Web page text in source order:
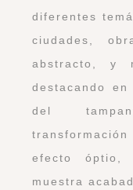
diferentes
ciudades,
abstracto, y
destacando
del
efecto óptio,
muestra